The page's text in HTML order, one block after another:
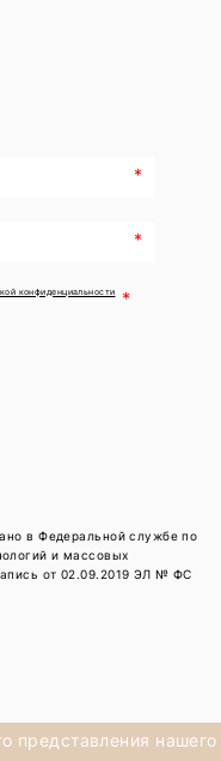
*
*
конфиденциальности *
в Федеральной службе по
и массовых
от 02.09.2019 ЭЛ № ФС
представления нашего